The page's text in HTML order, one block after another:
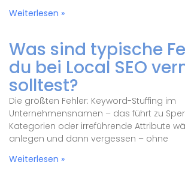
Weiterlesen »
Was sind typische
du bei Local SEO
solltest?
Die größten Fehler: Keyword-Stuffing im
Unternehmensnamen – das führt zu
Kategorien oder irreführende Attribute
anlegen und dann vergessen – ohne
Weiterlesen »